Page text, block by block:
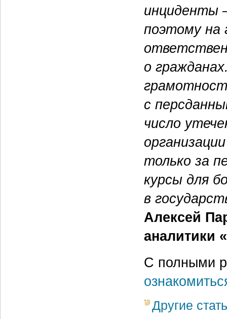
инциденты
поэтому на
о
с
число
только за
курсы для
в
Алексей
аналитики
С полными
Другие